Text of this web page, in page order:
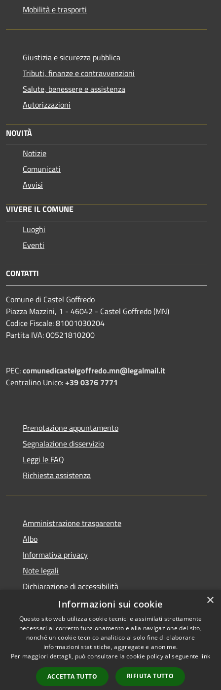
Mobilità e trasporti
Giustizia e sicurezza pubblica
Tributi, finanze e contravvenzioni
Salute, benessere e assistenza
Autorizzazioni
NOVITÀ
Notizie
Comunicati
Avvisi
VIVERE IL COMUNE
Luoghi
Eventi
CONTATTI
Comune di Castel Goffredo
Piazza Mazzini, 1 - 46042 - Castel Goffredo (MN)
Codice Fiscale: 81001030204
Partita IVA: 00521810200
PEC:comunedicastelgoffredo.mn@legalmail.it
Centralino Unico:+39 0376 7771
Prenotazione appuntamento
Segnalazione disservizio
Leggi le FAQ
Richiesta assistenza
Amministrazione trasparente
Albo
Informativa privacy
Note legali
Dichiarazione di accessibilità
Piano di miglioramento
RSS
Accessibilità
Copyright © 2026 • Comune di
Castel Goffredo • Powered by
Municipium•
Accesso
×
Informazioni sui cookie
Questo sito web utilizza cookie tecnici e assimilati strettamente
necessari al corretto funzionamento e alla navigazione del sito,
nonché un cookie tecnico analitico al solo fine di elaborare
informazioni statistiche, aggregate e anonime.
Per maggiori dettagli, può consultare la cookie policy al seguente link
ACCETTA TUTTO RIFIUTA TUTTO